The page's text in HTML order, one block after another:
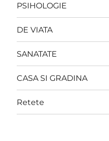
PSIHOLOGIE
DE VIATA
SANATATE
CASA SI GRADINA
Retete